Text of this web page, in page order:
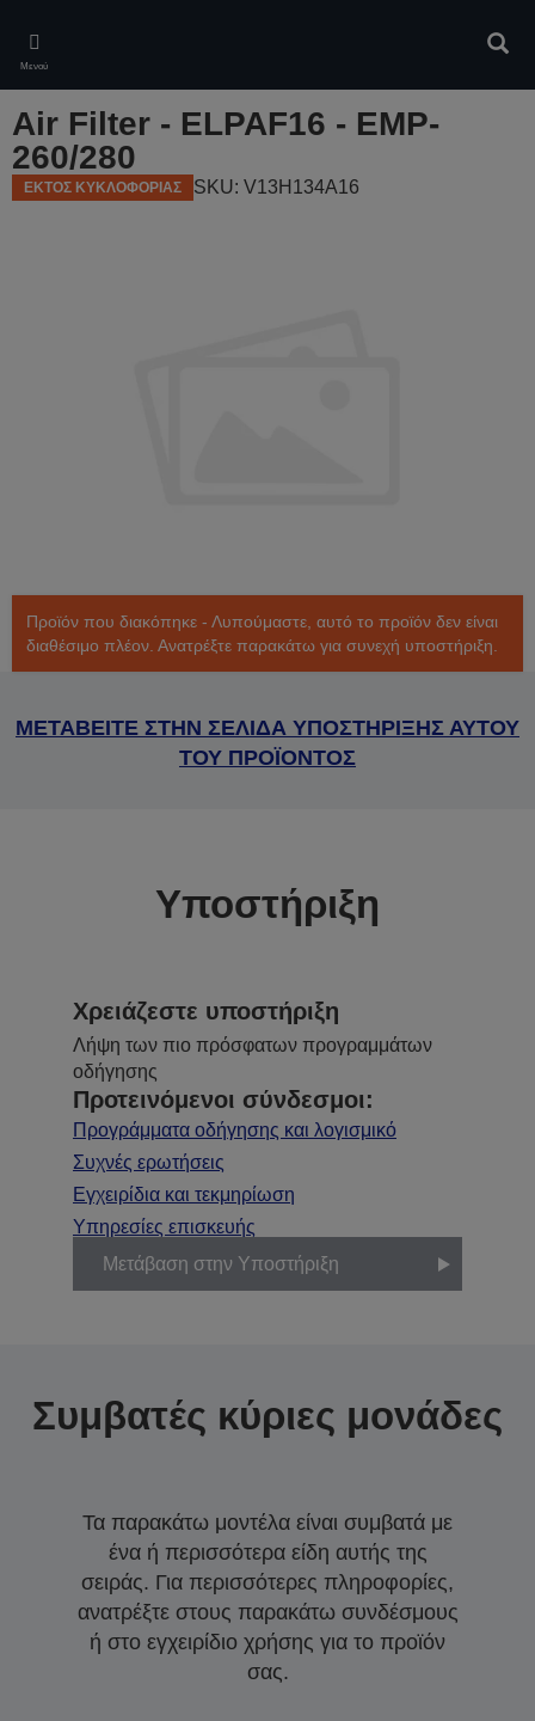
main
content
Μενού
Air Filter - ELPAF16 - EMP-
260/280
ΕΚΤΟΣ ΚΥΚΛΟΦΟΡΙΑΣ SKU: V13H134A16
Προϊόν που διακόπηκε - Λυπούμαστε, αυτό το προϊόν δεν είναι
διαθέσιμο πλέον. Ανατρέξτε παρακάτω για συνεχή υποστήριξη.
ΜΕΤΑΒΕΙΤΕ ΣΤΗΝ ΣΕΛΙΔΑ ΥΠΟΣΤΗΡΙΞΗΣ ΑΥΤΟΥ
ΤΟΥ ΠΡΟΪΟΝΤΟΣ
Υποστήριξη
Χρειάζεστε υποστήριξη
Λήψη των πιο πρόσφατων προγραμμάτων
οδήγησης
Προτεινόμενοι σύνδεσμοι:
Προγράμματα οδήγησης και λογισμικό
Συχνές ερωτήσεις
Εγχειρίδια και τεκμηρίωση
Υπηρεσίες επισκευής
Μετάβαση στην Υποστήριξη
Συμβατές κύριες μονάδες
Τα παρακάτω μοντέλα είναι συμβατά με
ένα ή περισσότερα είδη αυτής της
σειράς. Για περισσότερες πληροφορίες,
ανατρέξτε στους παρακάτω συνδέσμους
ή στο εγχειρίδιο χρήσης για το προϊόν
σας.